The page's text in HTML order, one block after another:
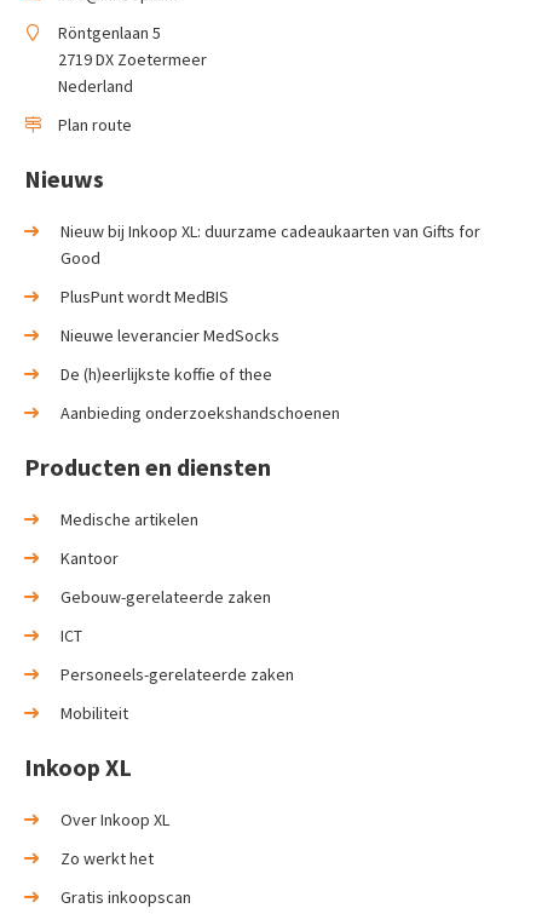
Röntgenlaan 5
2719 DX Zoetermeer
Nederland
Plan route
Nieuws
Nieuw bij Inkoop XL: duurzame cadeaukaarten van Gifts for
Good
PlusPunt wordt MedBIS
Nieuwe leverancier MedSocks
De (h)eerlijkste koffie of thee
Aanbieding onderzoekshandschoenen
Producten en diensten
Medische artikelen
Kantoor
Gebouw-gerelateerde zaken
ICT
Personeels-gerelateerde zaken
Mobiliteit
Inkoop XL
Over Inkoop XL
Zo werkt het
Gratis inkoopscan